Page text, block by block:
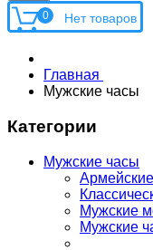
0
Главная
Мужские часы
Категории
Мужские часы
Мужские
Мужские